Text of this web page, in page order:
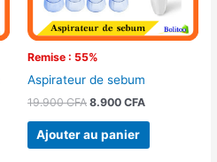
Remise : 55%
Aspirateur de sebum
19.900CFA 8.900 CFA
Ajouter au panier